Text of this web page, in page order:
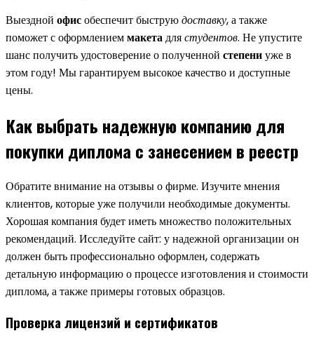
Выездной офисобеспечит быструюдоставку, а также
поможет с оформлениеммакетадлястудентов. Не упустите
шанс получить удостоверение о полученной степениуже в
этом году! Мы гарантируем высокое качество и доступные
цены.
Как выбрать надежную компанию для
покупки диплома с занесением в реестр
Обратите внимание на отзывы о фирме. Изучите мнения
клиентов, которые уже получили необходимые документы.
Хорошая компания будет иметь множество положительных
рекомендаций. Исследуйте сайт: у надежной организации он
должен быть профессионально оформлен, содержать
детальную информацию о процессе изготовления и стоимости
диплома, а также примеры готовых образцов.
Проверка лицензий и сертификатов